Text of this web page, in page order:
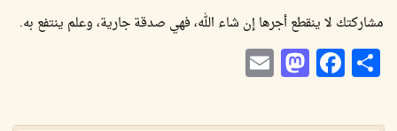
مشاركتك لا ينقطع أجرها إن شاء الله، فهي صدقة جارية، وعلم ينتفع به.
Share
Facebook
Mastodon